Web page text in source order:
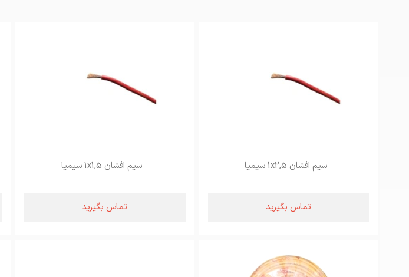
سیم افشان 1x2,5 سیمیا
تماس بگیرید
سیم افشان 1x1,5 سیمیا
تماس بگیرید